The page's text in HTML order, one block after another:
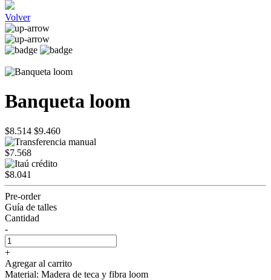
Volver
Banqueta loom
$8.514 $9.460
$7.568
$8.041
Pre-order
Guía de talles
Cantidad
-
+
Agregar al carrito
Material: Madera de teca y fibra loom